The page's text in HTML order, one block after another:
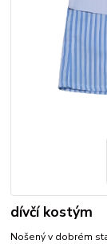
dívčí kostým
Nošený v dobrém